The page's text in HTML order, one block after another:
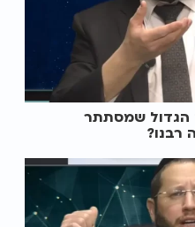
הגדול שמסתתר
רבנו?